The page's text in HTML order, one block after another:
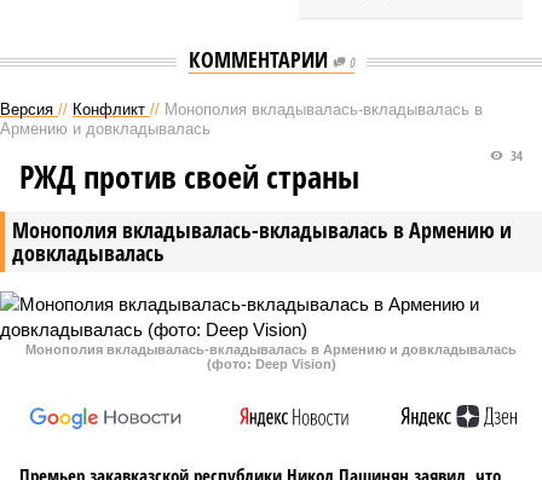
КОММЕНТАРИИ 0
Версия // Конфликт // Монополия вкладывалась-вкладывалась в
Армению и довкладывалась
Монополия вкладывалась-вкладывалась в Армению и
довкладывалась
34
РЖД против своей страны
Монополия вкладывалась-вкладывалась в Армению и довкладывалась
(фото: Deep Vision)
Премьер закавказской республики Никол Пашинян заявил, что